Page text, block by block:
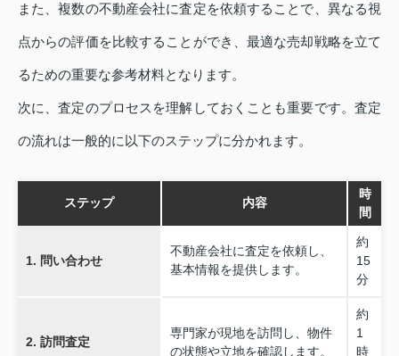
また、複数の不動産会社に査定を依頼することで、異なる視
点からの評価を比較することができ、最適な売却戦略を立て
るための重要な参考材料となります。
次に、査定のプロセスを理解しておくことも重要です。査定
の流れは一般的に以下のステップに分かれます。
ステップ 内容
時
間
1. 問い合わせ
不動産会社に査定を依頼し、
基本情報を提供します。
約
15
分
2. 訪問査定
専門家が現地を訪問し、物件
の状態や立地を確認します。
約
1
時